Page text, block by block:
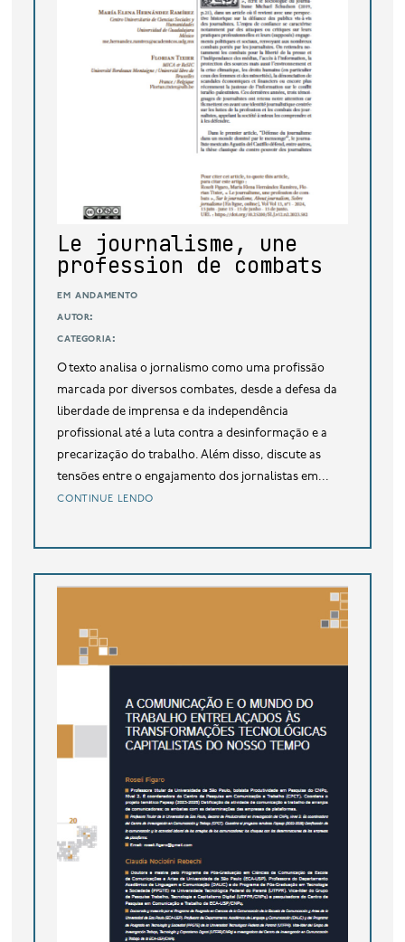
Le journalisme, une
profession de combats
em andamento
autor:
categoria:
O texto analisa o jornalismo como uma profissão
marcada por diversos combates, desde a defesa da
liberdade de imprensa e da independência
profissional até a luta contra a desinformação e a
precarização do trabalho. Além disso, discute as
tensões entre o engajamento dos jornalistas em...
continue lendo